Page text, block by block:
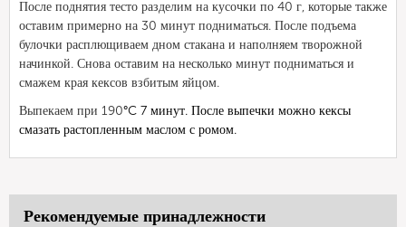
После поднятия тесто разделим на кусочки по 40 г, которые также
оставим примерно на 30 минут подниматься. После подъема
булочки расплющиваем дном стакана и наполняем творожной
начинкой. Снова оставим на несколько минут подниматься и
смажем края кексов взбитым яйцом.
Выпекаем при 190°C 7 минут. После выпечки можно кексы
смазать растопленным маслом с ромом.
Рекомендуемые принадлежности